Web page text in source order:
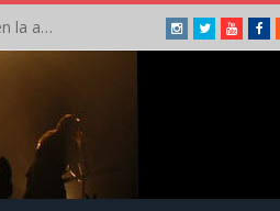
Crónica: Slaugther to Prevail pone la garra, Savatage la clase en la apertura del Leyendas del Rock – Miércoles – Agosto 2026 Instagram
TwitterYoutube